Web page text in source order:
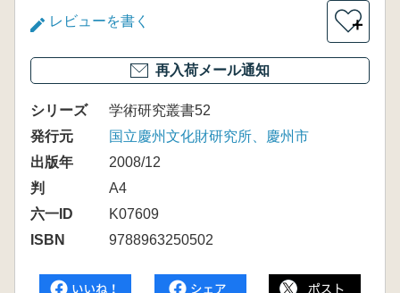
レビューを書く ＋
再入荷メール通知
シリーズ
学術研究叢書52
発行元
国立慶州文化財研究所、慶州市
出版年
2008/12
判
A4
六一ID
K07609
ISBN
9788963250502